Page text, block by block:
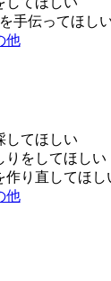
手伝ってほし
他
てほしい
をしてほしい
り直してほし
他